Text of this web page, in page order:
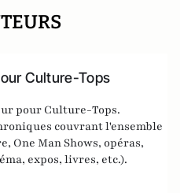
Culture-Tops
pour Culture-Tops.
couvrant l'ensemble
Man Shows, opéras,
expos, livres, etc.).